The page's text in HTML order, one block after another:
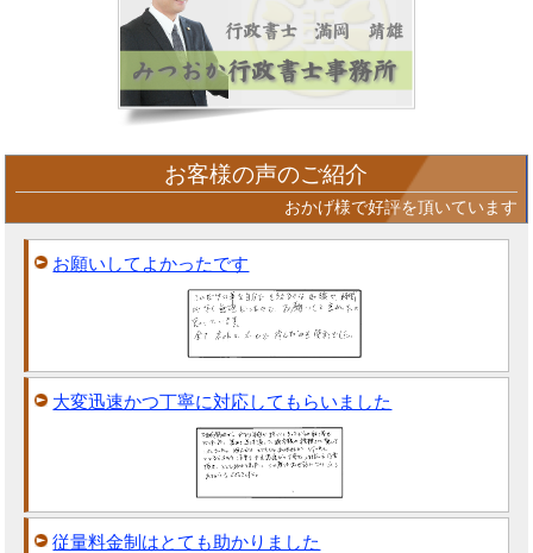
お客様の声のご紹介
おかげ様で好評を頂いています
お願いしてよかったです
大変迅速かつ丁寧に対応してもらいました
従量料金制はとても助かりました